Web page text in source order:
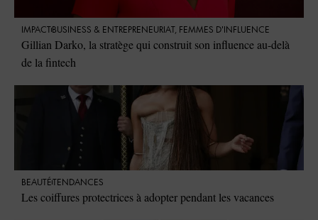
IMPACT ⁠BUSINESS & ENTREPRENEURIAT, FEMMES D'INFLUENCE
Gillian Darko, la stratège qui construit son influence au-delà
de la fintech
BEAUTÉTENDANCES
Les coiffures protectrices à adopter pendant les vacances